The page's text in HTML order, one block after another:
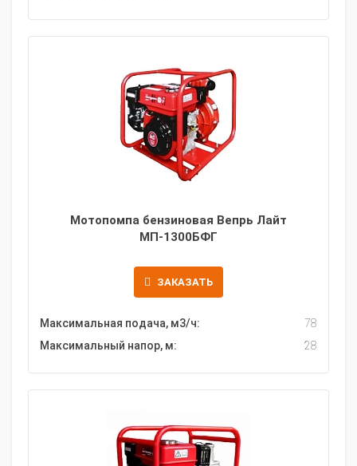
Мотопомпа бензиновая Вепрь Лайт
МП-1300БФГ
ЗАКАЗАТЬ
Максимальная подача, м3/ч:
78
Максимальный напор, м:
28